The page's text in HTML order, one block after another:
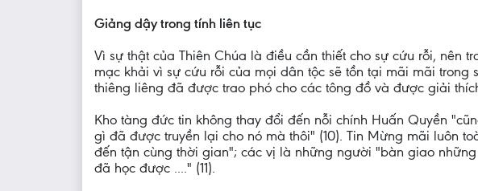
Giảng dậy trong tính liên tục
Vì sự thật của Thiên Chúa là điều cần thiết cho sự cứu rỗi,
mạc khải vì sự cứu rỗi của mọi dân tộc sẽ tồn tại mãi mãi
thiêng liêng đã được trao phó cho các tông đồ và được giải
Kho tàng đức tin không thay đổi đến nỗi chính Huấn Quyền
gì đã được truyền lại cho nó mà thôi" (10). Tin Mừng mãi luôn
đến tận cùng thời gian"; các vị là những người "bàn giao
đã học được ...." (11).